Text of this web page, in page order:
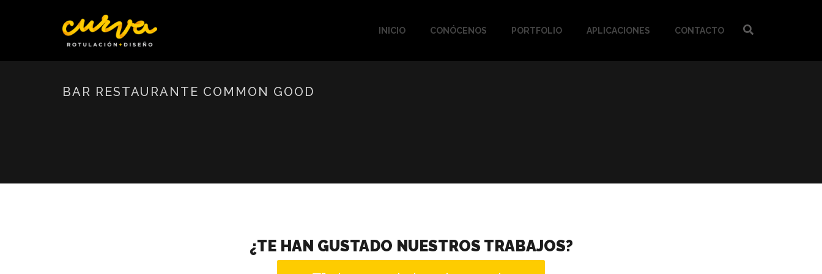
INICIO CONÓCENOS PORTFOLIO APLICACIONES CONTACTO
BAR RESTAURANTE COMMON GOOD
¿TE HAN GUSTADO NUESTROS TRABAJOS?